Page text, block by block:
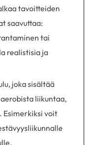
tavoitteiden
saavuttaa:
tai
realistisia ja
joka sisältää
liikuntaa,
Esimerkiksi voit